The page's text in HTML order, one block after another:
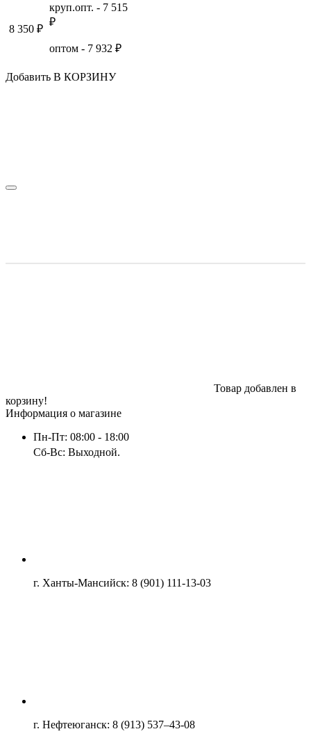
8 350 ₽
круп.опт. - 7 515
₽
оптом - 7 932 ₽
Добавить В КОРЗИНУ
Товар добавлен в
корзину!
Информация о магазине
Пн-Пт: 08:00 - 18:00
Сб-Вс: Выходной.
г. Ханты-Мансийск: 8 (901) 111-13-03
г. Нефтеюганск: 8 (913) 537–43-08